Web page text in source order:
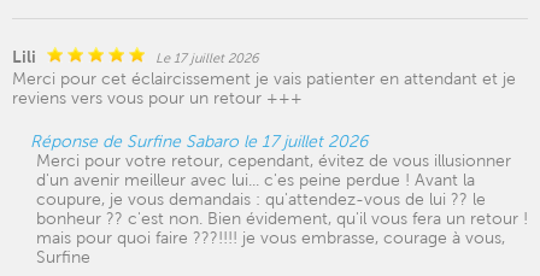
Lili Le 17 juillet 2026
Merci pour cet éclaircissement je vais patienter en attendant et je
reviens vers vous pour un retour +++
Réponse de Surfine Sabaro le 17 juillet 2026
Merci pour votre retour, cependant, évitez de vous illusionner
d'un avenir meilleur avec lui... c'es peine perdue ! Avant la
coupure, je vous demandais : qu'attendez-vous de lui ?? le
bonheur ?? c'est non. Bien évidement, qu'il vous fera un retour !
mais pour quoi faire ???!!!! je vous embrasse, courage à vous,
Surfine